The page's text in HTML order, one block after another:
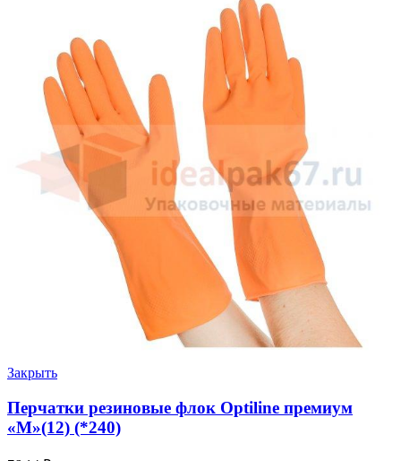
Закрыть
Перчатки резиновые флок Optiline премиум
«М»(12) (*240)